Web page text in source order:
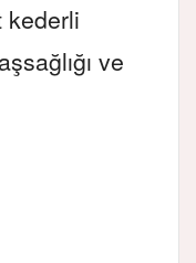
kederli
ve